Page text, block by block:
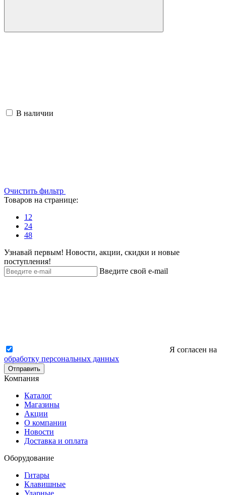
В наличии
Очистить фильтр
Товаров на странице:
12
24
48
Узнавай первым! Новости, акции, скидки и новые
поступления!
Введите свой e-mail
Я согласен на
обработку персональных данных
Отправить
Компания
Каталог
Магазины
Акции
О компании
Новости
Доставка и оплата
Оборудование
Гитары
Клавишные
Ударные